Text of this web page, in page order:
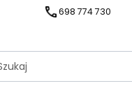
698 774 730